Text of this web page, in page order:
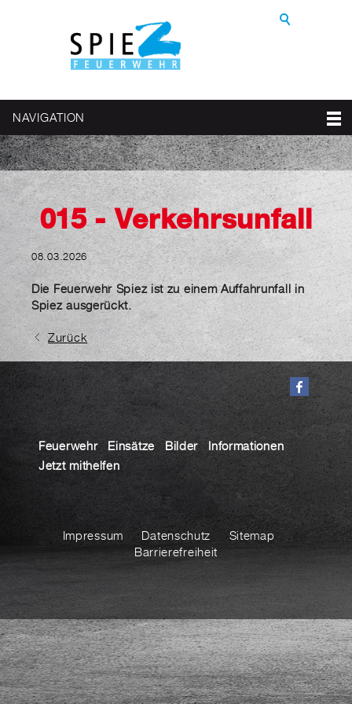
NAVIGATION
015 - Verkehrsunfall
08.03.2026
Die Feuerwehr Spiez ist zu einem Auffahrunfall in
Spiez ausgerückt.
Zurück
Feuerwehr Einsätze Bilder
Informationen
Jetzt mithelfen
Impressum Datenschutz
Sitemap
Barrierefreiheit